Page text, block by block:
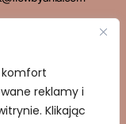
komfort
reklamy i
Klikając